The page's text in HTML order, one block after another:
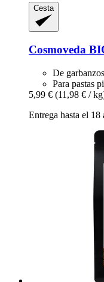
Cesta
Cosmoveda
De garbanzos
Para pastas
5,99 € (11,98 € /
Entrega hasta el 18